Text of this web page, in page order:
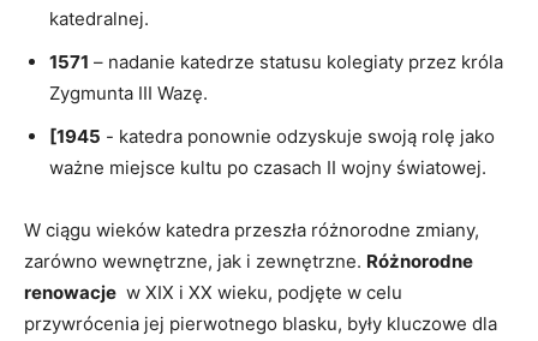
katedralnej.
1571 – nadanie katedrze‍ statusu kolegiaty ⁤przez ⁣króla⁢
Zygmunta III‌ Wazę.
[1945 -​ katedra ponownie odzyskuje⁢ swoją rolę jako⁢
ważne‌ miejsce kultu⁤ po⁤ czasach II wojny światowej.
W ciągu wieków katedra ​przeszła różnorodne zmiany,
zarówno wewnętrzne,⁤ jak⁣ i ​zewnętrzne. Różnorodne
renowacje ⁤ w⁣ XIX i ⁣XX wieku, podjęte w celu ​
przywrócenia jej pierwotnego blasku, były kluczowe dla